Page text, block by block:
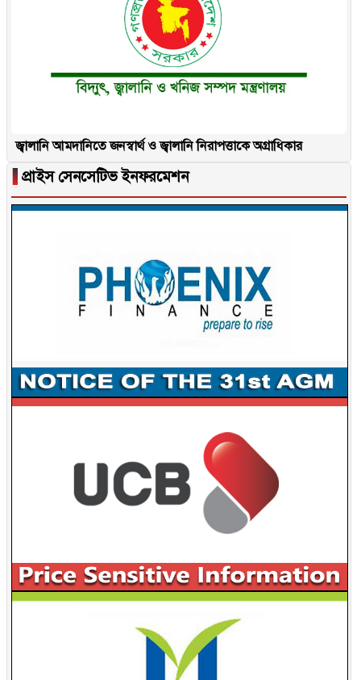
জ্বালানি আমদানিতে জনস্বার্থ ও জ্বালানি নিরাপত্তাকে অগ্রাধিকার
▐ প্রাইস সেনসেটিভ ইনফরমেশন